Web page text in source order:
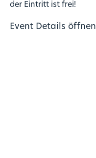
der Eintritt ist frei!
Event Details öffnen